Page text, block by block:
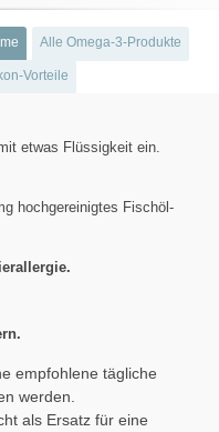
Alle Omega-3-Produkte
Vorteile
etwas Flüssigkeit ein.
hochgereinigtes Fischöl-
empfohlene tägliche
werden.
als Ersatz für eine